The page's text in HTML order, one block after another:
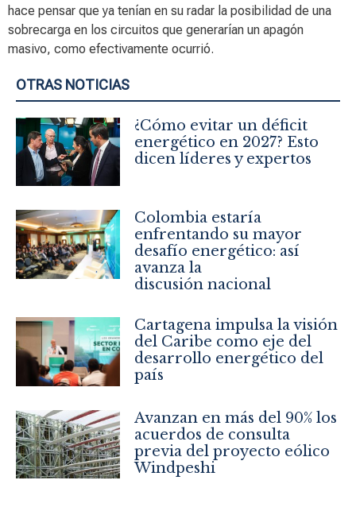
hace pensar que ya tenían en su radar la posibilidad de una
sobrecarga en los circuitos que generarían un apagón
masivo, como efectivamente ocurrió.
OTRAS NOTICIAS
¿Cómo evitar un déficit
energético en 2027? Esto
dicen líderes y expertos
Colombia estaría
enfrentando su mayor
desafío energético: así
avanza la
discusión nacional
Cartagena impulsa la visión
del Caribe como eje del
desarrollo energético del
país
Avanzan en más del 90% los
acuerdos de consulta
previa del proyecto eólico
Windpeshi